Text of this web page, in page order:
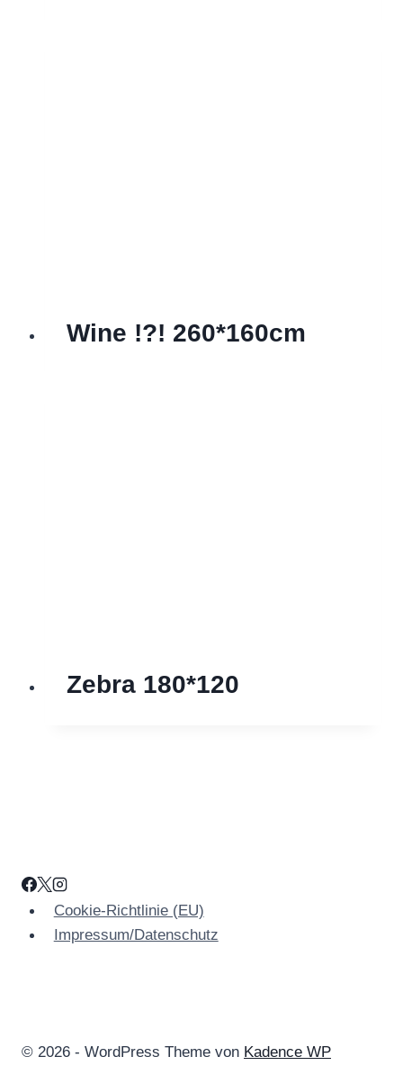
Wine !?! 260*160cm
Zebra 180*120
Cookie-Richtlinie (EU)
Impressum/Datenschutz
© 2026 - WordPress Theme von Kadence WP